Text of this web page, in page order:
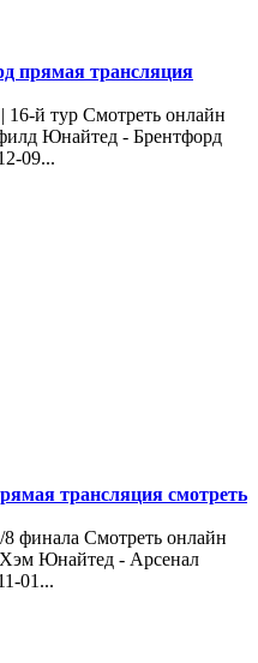
прямая трансляция
й тур Смотреть онлайн
Юнайтед - Брентфорд
09...
трансляция смотреть
финала Смотреть онлайн
Юнайтед - Арсенал
01...